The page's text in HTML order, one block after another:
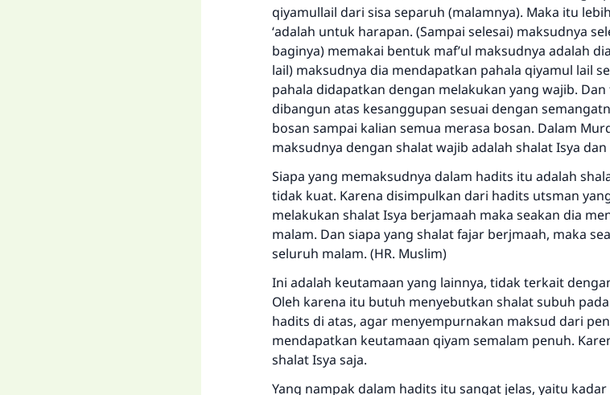
qiyamullail dari sisa separuh (malamnya). Maka itu
‘adalah untuk harapan. (Sampai selesai) maksudnya
baginya) memakai bentuk maf’ul maksudnya adalah
lail) maksudnya dia mendapatkan pahala qiyamul lail
pahala didapatkan dengan melakukan yang wajib.
dibangun atas kesanggupan sesuai dengan
bosan sampai kalian semua merasa bosan. Dalam
maksudnya dengan shalat wajib adalah shalat Isya dan
Siapa yang memaksudnya dalam hadits itu adalah
tidak kuat. Karena disimpulkan dari hadits utsman
melakukan shalat Isya berjamaah maka seakan dia
malam. Dan siapa yang shalat fajar berjmaah, maka
seluruh malam. (HR. Muslim)
Ini adalah keutamaan yang lainnya, tidak terkait
Oleh karena itu butuh menyebutkan shalat subuh
hadits di atas, agar menyempurnakan maksud dari
mendapatkan keutamaan qiyam semalam penuh.
shalat Isya saja.
Yang nampak dalam hadits itu sangat jelas, yaitu
Jawaban no. 110845
pernikahan.